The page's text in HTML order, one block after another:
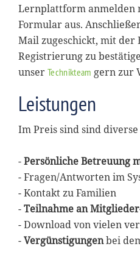
Lernplattform anmelden
Formular aus.
Mail zugeschickt, mit der
Registrierung zu
unser Technikteam gern zur
Leistungen
Im Preis sind sind
-Persönliche Betreuung
- Fragen/Antworten im
- Kontakt zu Familien
-Teilnahme an
- Download von vielen
-Vergünstigungenbei